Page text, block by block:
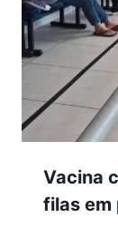
Vacina
filas em